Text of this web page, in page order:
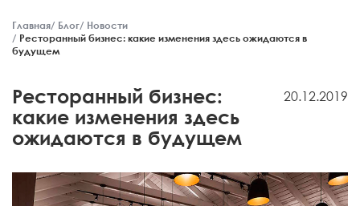
Главная Блог
Новости
Ресторанный бизнес: какие изменения здесь ожидаются в
будущем
20.12.2019
Ресторанный бизнес:
какие изменения здесь
ожидаются в будущем